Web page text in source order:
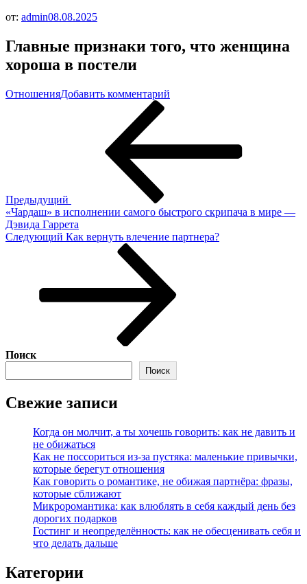
от: admin08.08.2025
Главные признаки того, что женщина
хороша в постели
ОтношенияДобавить комментарий
что
Предыдущий
«Чардаш» в исполнении самого быстрого скрипача в мире —
Дэвида Гаррета
Следующая
Следующий Как вернуть влечение партнера?
Поиск
Поиск
Свежие записи
Когда он молчит, а ты хочешь говорить: как не давить и
не обижаться
Как не поссориться из‑за пустяка: маленькие привычки,
которые берегут отношения
Как говорить о романтике, не обижая партнёра: фразы,
которые сближают
Микроромантика: как влюблять в себя каждый день без
дорогих подарков
Гостинг и неопределённость: как не обесценивать себя и
что делать дальше
Категории